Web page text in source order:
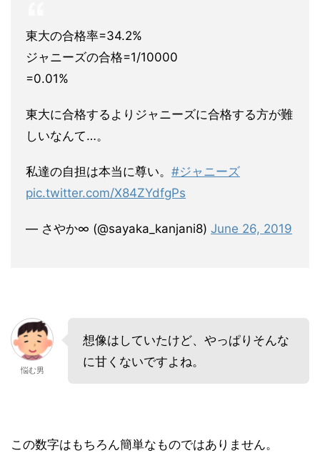
東大の合格率=34.2%
ジャニーズの合格=1/10000
=0.01%
東大に合格するよりジャニーズに合格する方が難
しいなんて…。
私達の自担は本当に尊い。 #ジャニーズ
pic.twitter.com/X84ZYdfgPs
— さやか∞ (@sayaka_kanjani8) June 26, 2019
悩む男
想像はしていたけど、やっぱりそんな
に甘くないですよね。
この数字はもちろん簡単なものではありません。